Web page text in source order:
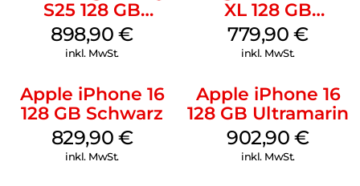
S25 128 GB
Icyblue
898,90€
inkl. MwSt.
XL 128 GB
Obsidian
779,90€
inkl. MwSt.
Apple iPhone 16
128 GB Schwarz
829,90 €
inkl. MwSt.
Apple iPhone 16
128 GB Ultramarin
902,90€
inkl. MwSt.